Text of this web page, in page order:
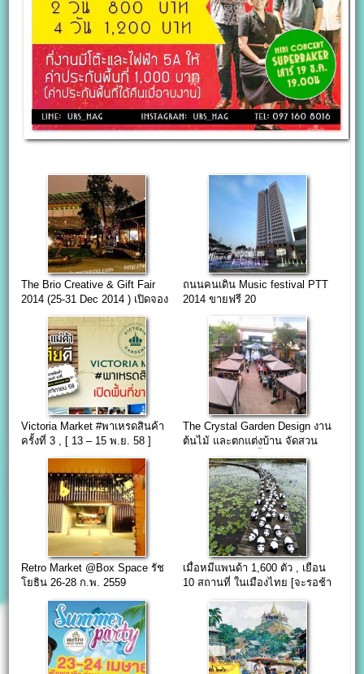
The Brio Creative & Gift Fair
2014 (25-31 Dec 2014 ) เปิดจอง
ถนนคนเดิน Music festival PTT
2014 ขายฟรี 20
Victoria Market #พาเหรดสินค้า
ครั้งที่ 3 , [ 13 – 15 พ.ย. 58 ]
The Crystal Garden Design งาน
ต้นไม้ และตกแต่งบ้าน จัดสวน
23-31 มกราคม นี้
Retro Market @Box Space รัช
โยธิน 26-28 ก.พ. 2559
เมื่อหมีแพนด้า 1,600 ตัว , เยือน
10 สถานที่ ในเมืองไทย [จะรอช้า